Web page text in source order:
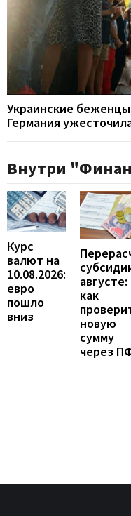
Украинские
Германия
Внутри
Курс
валют на
10.08.2026:
евро
пошло
вниз
августе:
как
новую
сумму
через